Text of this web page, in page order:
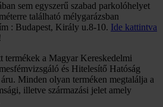
sem egyszerű szabad parkolóhelyet
található mélygarázsban
: Budapest, Király u.8-10. Ide kattintva
termékek a Magyar Kereskedelmi
és Hitelesítő Hatóság
Minden olyan terméken megtalálja a
illetve származási jelet amely